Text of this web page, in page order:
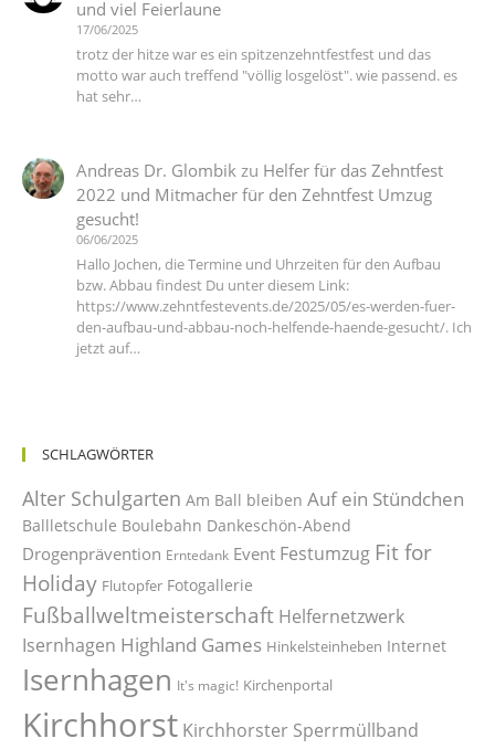
und viel Feierlaune
17/06/2025
trotz der hitze war es ein spitzenzehntfestfest und das
motto war auch treffend "völlig losgelöst". wie passend. es
hat sehr…
Andreas Dr. Glombik zu Helfer für das Zehntfest
2022 und Mitmacher für den Zehntfest Umzug
gesucht!
06/06/2025
Hallo Jochen, die Termine und Uhrzeiten für den Aufbau
bzw. Abbau findest Du unter diesem Link:
https://www.zehntfestevents.de/2025/05/es-werden-fuer-
den-aufbau-und-abbau-noch-helfende-haende-gesucht/. Ich
jetzt auf…
SCHLAGWÖRTER
Alter Schulgarten Am Ball bleiben Auf ein Stündchen
Ballletschule Boulebahn Dankeschön-Abend
Drogenprävention Erntedank Event Festumzug Fit for
Holiday Flutopfer Fotogallerie
Fußballweltmeisterschaft Helfernetzwerk
Isernhagen Highland Games Hinkelsteinheben Internet
Isernhagen It's magic! Kirchenportal
Kirchhorst Kirchhorster Sperrmüllband